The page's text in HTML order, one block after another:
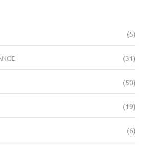
(5)
(31)
(50)
(19)
(6)